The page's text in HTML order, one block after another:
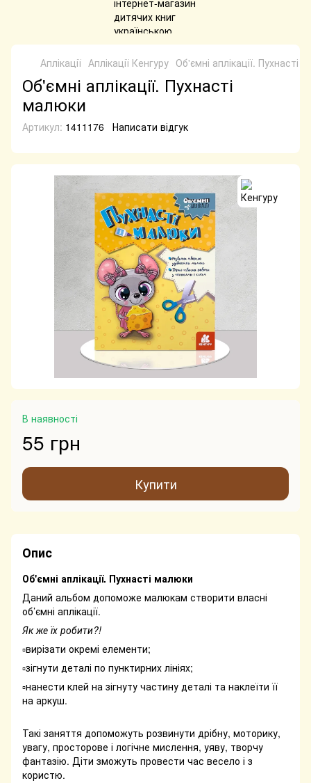
Аплікації Аплікації Кенгуру Об'ємні аплікації. Пухнасті
Об'ємні аплікації. Пухнасті
малюки
Артикул: 1411176 Написати відгук
В наявності
55 грн
Купити
Опис
Об'ємні аплікації. Пухнасті малюки
Даний альбом допоможе малюкам створити власні
об’ємні аплікації.
Як же їх робити?!
▫️вирізати окремі елементи;
▫️зігнути деталі по пунктирних лініях;
▫️нанести клей на зігнуту частину деталі та наклеїти її
на аркуш.
Такі заняття допоможуть розвинути дрібну, моторику,
увагу, просторове і логічне мислення, уяву, творчу
фантазію. Діти зможуть провести час весело і з
користю.